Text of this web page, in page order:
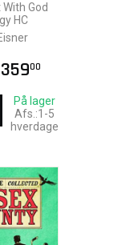
God
HC
35900
På lager
Afs.:1-5
hverdage